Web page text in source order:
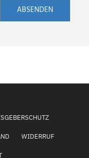
ABSENDEN
WIDERRUF